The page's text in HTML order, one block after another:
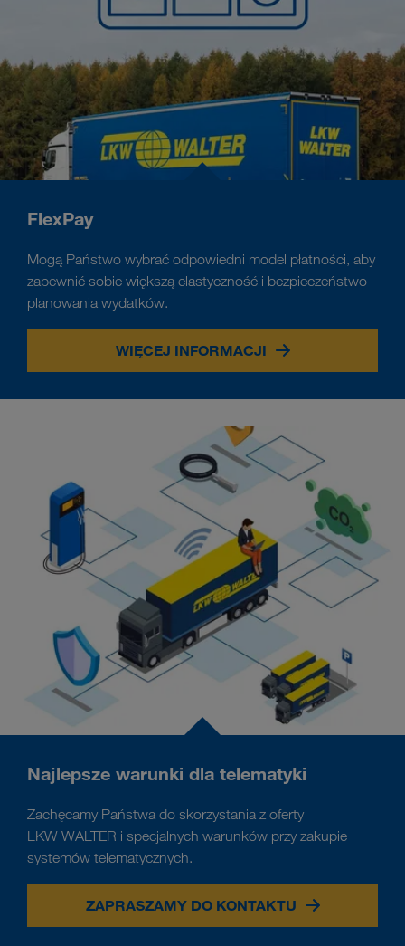
FlexPay
Mogą Państwo wybrać odpowiedni model płatności, aby
zapewnić sobie większą elastyczność i bezpieczeństwo
planowania wydatków.
WIĘCEJ INFORMACJI
Najlepsze warunki dla telematyki
Zachęcamy Państwa do skorzystania z oferty
LKW WALTER i specjalnych warunków przy zakupie
systemów telematycznych.
ZAPRASZAMY DO KONTAKTU